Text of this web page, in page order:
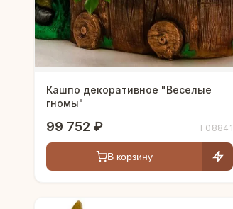
Кашпо декоративное "Веселые
гномы"
99 752 ₽ F08841
В корзину